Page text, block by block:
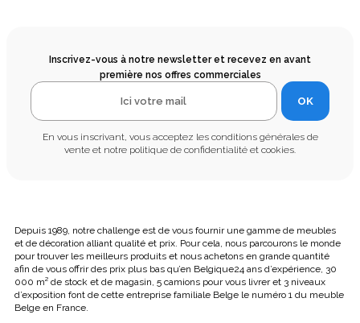
Inscrivez-vous à notre newsletter et recevez en avant
première nos offres commerciales
OK
En vous inscrivant, vous acceptez les conditions générales de
vente et notre politique de confidentialité et cookies.
Depuis 1989, notre challenge est de vous fournir une gamme de meubles
et de décoration alliant qualité et prix. Pour cela, nous parcourons le monde
pour trouver les meilleurs produits et nous achetons en grande quantité
afin de vous offrir des prix plus bas qu’en Belgique24 ans d’expérience, 30
000 m² de stock et de magasin, 5 camions pour vous livrer et 3 niveaux
d’exposition font de cette entreprise familiale Belge le numéro 1 du meuble
Belge en France.